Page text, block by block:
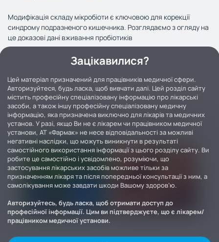
Модифікація складу мікробіоти є ключовою для корекції
синдрому подразненого кишечника. Розглядаємо з огляду на
це доказові дані вживання пробіотиків
Зацікавилися?
Цей матеріал призначений для працівників медичної сфери.
Авторизуйтеся, будь ласка, щоб вивчати далі. Цей розділ сайту
містить професійну спеціалізовану інформацію про лікарські
засоби, а також іншу професійну спеціалізовану медичну
інформацію, яка призначена виключно для лікарів та медичних
установ. У разі, якщо Ви не є лікарем чи працівником медичної
установи, АТ «Фармак» не несе відповідальності за можливі
негативні наслідки, що можуть виникнути в результаті
самостійного використання інформації з цього розділу сайту. Ви
робите це самостійно і усвідомлено, розуміючи, що
застосування лікарських засобів можливе тільки за
призначенням лікаря та після попередньої консультації з ним, а
самолікування може завдати шкоди Вашому здоров’ю.
Авторизуйтесь, будь ласка, щоб отримати доступ до
професійної інформації. Цим ви підтверджуєте, що є лікарем/
працівником медичної установи.